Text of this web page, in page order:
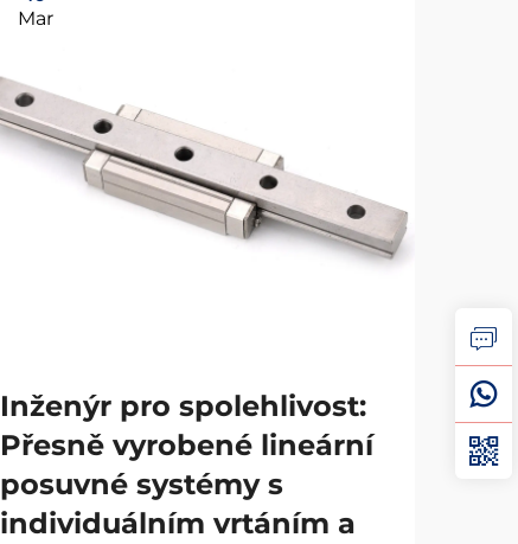
Mar
Inženýr pro spolehlivost:
Přesně vyrobené lineární
posuvné systémy s
individuálním vrtáním a